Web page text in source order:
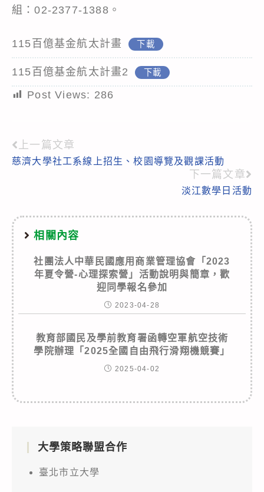
組：02-2377-1388。
115百億基金航太計畫 下載
115百億基金航太計畫2 下載
Post Views: 286
Read
more
上一篇文章
慈濟大學社工系線上招生、校園導覽及觀課活動
下一篇文章
淡江數學日活動
相關內容
社團法人中華民國應用商業管理協會「2023
年夏令營-心理探索營」活動說明與簡章，歡
迎同學報名參加
2023-04-28
教育部國民及學前教育署函轉空軍航空技術
學院辦理「2025全國自由飛行滑翔機競賽」
2025-04-02
大學策略聯盟合作
臺北市立大學